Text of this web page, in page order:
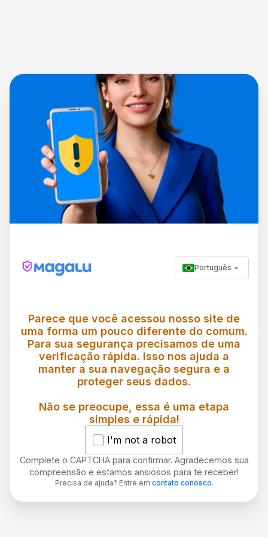
Português
Parece que você acessou nosso site de
uma forma um pouco diferente do comum.
Para sua segurança precisamos de uma
verificação rápida. Isso nos ajuda a
manter a sua navegação segura e a
proteger seus dados.
Não se preocupe, essa é uma etapa
simples e rápida!
I'm not a robot
Complete o CAPTCHA para confirmar. Agradecemos sua
compreensão e estamos ansiosos para te receber!
Precisa de ajuda? Entre em contato conosco.